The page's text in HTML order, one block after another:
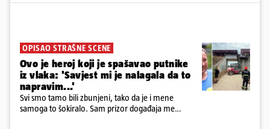
OPISAO STRAŠNE SCENE
Ovo je heroj koji je spašavao putnike
iz vlaka: 'Savjest mi je nalagala da to
napravim...'
Svi smo tamo bili zbunjeni, tako da je i mene
samoga to šokiralo. Sam prizor događaja me